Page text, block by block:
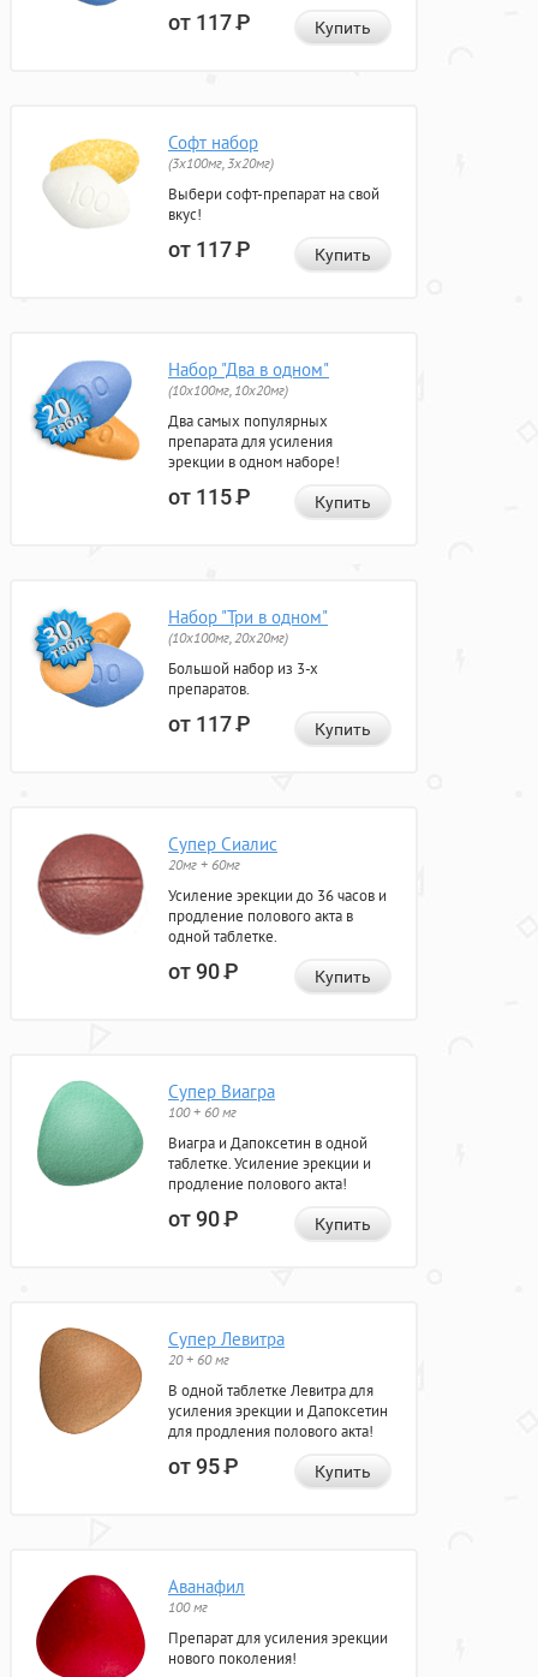
от 117Р Купить
Софт набор
(3x100мг, 3x20мг)
Выбери софт-препарат на свой
вкус!
от 117Р Купить
Набор "Два в одном"
(10x100мг, 10x20мг)
Два самых популярных
препарата для усиления
эрекции в одном наборе!
от 115Р Купить
Набор "Три в одном"
(10x100мг, 20x20мг)
Большой набор из 3-х
препаратов.
от 117Р Купить
Супер Сиалис
20мг + 60мг
Усиление эрекции до 36 часов и
продление полового акта в
одной таблетке.
от 90Р Купить
Супер Виагра
100 + 60 мг
Виагра и Дапоксетин в одной
таблетке. Усиление эрекции и
продление полового акта!
от 90Р Купить
Супер Левитра
20 + 60 мг
В одной таблетке Левитра для
усиления эрекции и Дапоксетин
для продления полового акта!
от 95Р Купить
Аванафил
100 мг
Препарат для усиления эрекции
нового поколения!